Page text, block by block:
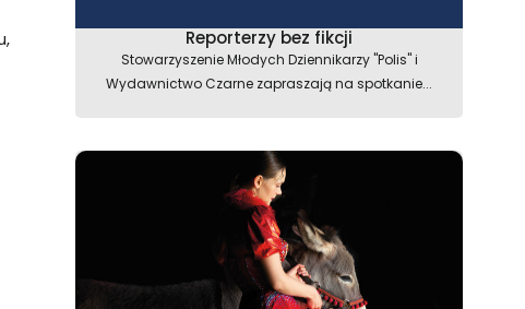
Reporterzy bez fikcji
Stowarzyszenie Młodych Dziennikarzy "Polis" i
Wydawnictwo Czarne zapraszają na spotkanie...